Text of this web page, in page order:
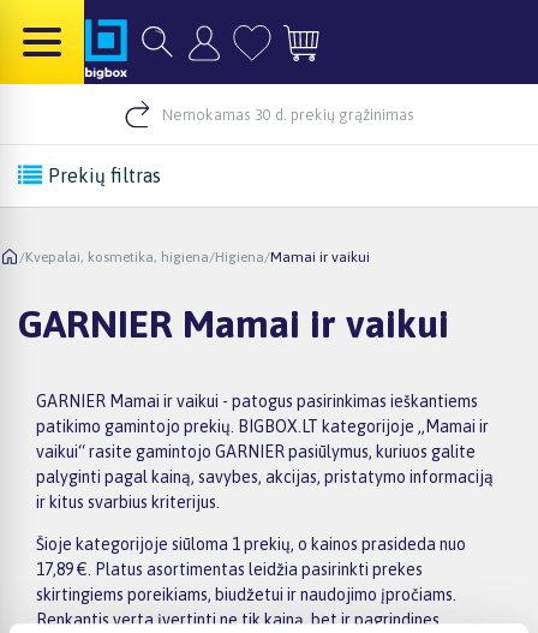
Nemokamas 30 d. prekių grąžinimas
Prekių filtras
/Kvepalai, kosmetika, higiena/Higiena/Mamai ir vaikui
GARNIER Mamai ir vaikui
GARNIER Mamai ir vaikui - patogus pasirinkimas ieškantiems
patikimo gamintojo prekių. BIGBOX.LT kategorijoje „Mamai ir
vaikui“ rasite gamintojo GARNIER pasiūlymus, kuriuos galite
palyginti pagal kainą, savybes, akcijas, pristatymo informaciją
ir kitus svarbius kriterijus.
Šioje kategorijoje siūloma 1 prekių, o kainos prasideda nuo
17,89 €. Platus asortimentas leidžia pasirinkti prekes
skirtingiems poreikiams, biudžetui ir naudojimo įpročiams.
Renkantis verta įvertinti ne tik kainą, bet ir pagrindines